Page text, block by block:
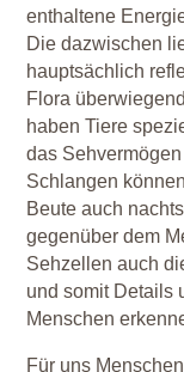
enthaltene
Die dazwischen
hauptsächlich
Flora
haben Tiere
das
Schlangen
Beute auch
gegenüber dem
Sehzellen auch
und somit Details
Menschen
Für uns